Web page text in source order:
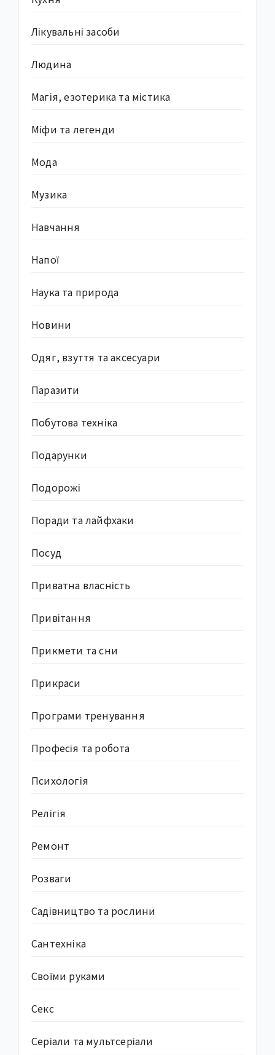
Лікувальні засоби
Людина
Магія, езотерика та містика
Міфи та легенди
Мода
Музика
Навчання
Напої
Наука та природа
Новини
Одяг, взуття та аксесуари
Паразити
Побутова техніка
Подарунки
Подорожі
Поради та лайфхаки
Посуд
Приватна власність
Привітання
Прикмети та сни
Прикраси
Програми тренування
Професія та робота
Психологія
Релігія
Ремонт
Розваги
Садівництво та рослини
Сантехніка
Своїми руками
Секс
Серіали та мультсеріали